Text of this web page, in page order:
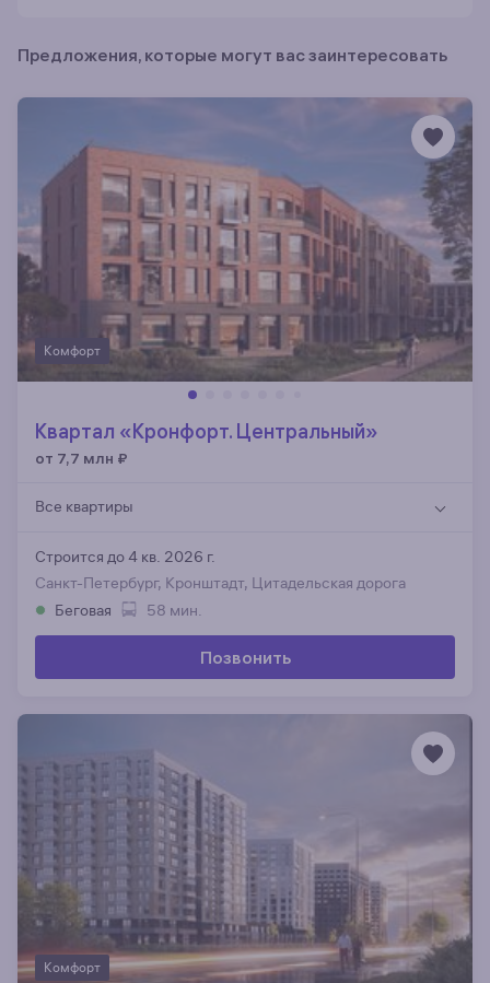
Предложения, которые могут вас заинтересовать
Комфорт
Квартал «Кронфорт. Центральный»
от 7,7 млн ₽
Все квартиры
Строится до 4 кв. 2026 г.
Санкт-Петербург, Кронштадт, Цитадельская дорога
Беговая
58 мин.
Позвонить
Комфорт